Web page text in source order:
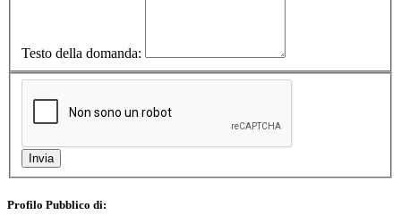
Testo della domanda:
Profilo Pubblico di: